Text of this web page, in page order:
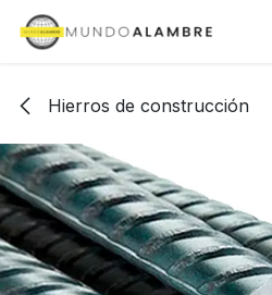
Ir al contenido
Hierros de construcción